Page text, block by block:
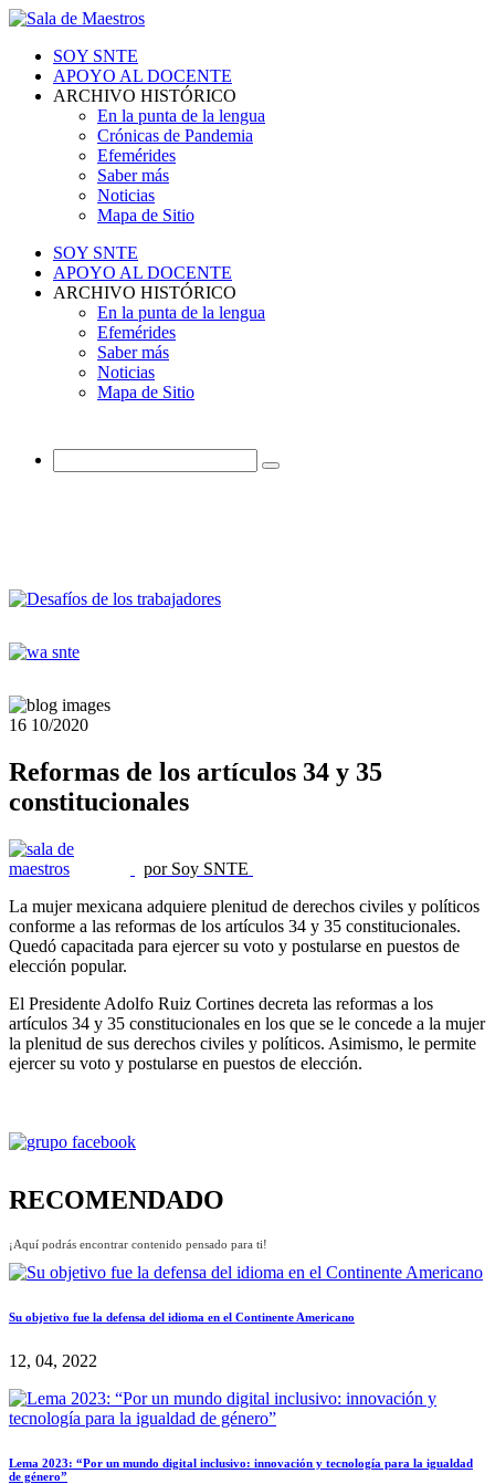
SOY SNTE
APOYO AL DOCENTE
ARCHIVO HISTÓRICO
En la punta de la lengua
Crónicas de Pandemia
Efemérides
Saber más
Noticias
Mapa de Sitio
SOY SNTE
APOYO AL DOCENTE
ARCHIVO HISTÓRICO
En la punta de la lengua
Efemérides
Saber más
Noticias
Mapa de Sitio
16 10/2020
Reformas de los artículos 34 y 35
constitucionales
por Soy SNTE
La mujer mexicana adquiere plenitud de derechos civiles y políticos
conforme a las reformas de los artículos 34 y 35 constitucionales.
Quedó capacitada para ejercer su voto y postularse en puestos de
elección popular.
El Presidente Adolfo Ruiz Cortines decreta las reformas a los
artículos 34 y 35 constitucionales en los que se le concede a la mujer
la plenitud de sus derechos civiles y políticos. Asimismo, le permite
ejercer su voto y postularse en puestos de elección.
RECOMENDADO
¡Aquí podrás encontrar contenido pensado para ti!
Su objetivo fue la defensa del idioma en el Continente Americano
12, 04, 2022
Lema 2023: “Por un mundo digital inclusivo: innovación y tecnología para la igualdad
de género”